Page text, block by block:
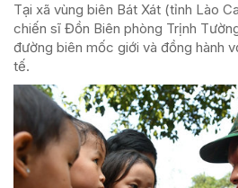
Tại xã vùng biên Bát Xát (tỉnh Lào
chiến sĩ Đồn Biên phòng Trịnh
đường biên mốc giới và đồng hành
tế.